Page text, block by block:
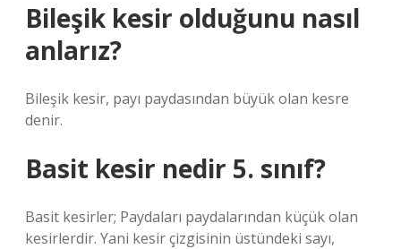
Bileşik kesir olduğunu nasıl
anlarız?
Bileşik kesir, payı paydasından büyük olan kesre
denir.
Basit kesir nedir 5. sınıf?
Basit kesirler; Paydaları paydalarından küçük olan
kesirlerdir. Yani kesir çizgisinin üstündeki sayı,